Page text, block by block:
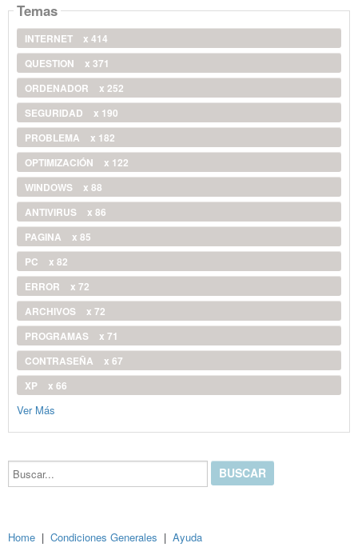
Temas
INTERNET
x 414
QUESTION
x 371
ORDENADOR
x 252
SEGURIDAD
x 190
PROBLEMA
x 182
OPTIMIZACIÓN
x 122
WINDOWS
x 88
ANTIVIRUS
x 86
PAGINA
x 85
PC
x 82
ERROR
x 72
ARCHIVOS
x 72
PROGRAMAS
x 71
CONTRASEÑA
x 67
XP
x 66
Ver Más
Buscar...
Home | Condiciones Generales | Ayuda